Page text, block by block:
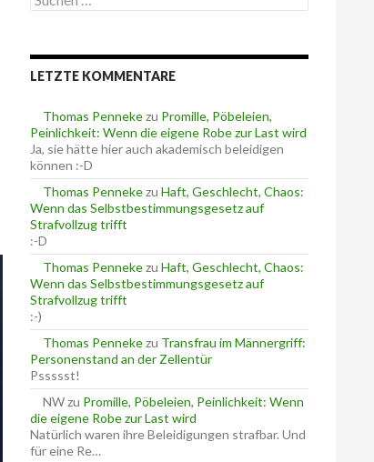
o
n
u
e
n
c
h
:
LETZTE KOMMENTARE
Thomas Pennekezu Promille, Pöbeleien,
Peinlichkeit: Wenn die eigene Robe zur Last wird
Ja, sie hätte hier auch akademisch beleidigen
können :-D
Thomas Pennekezu Haft, Geschlecht, Chaos:
Wenn das Selbstbestimmungsgesetz auf
Strafvollzug trifft
:-D
Thomas Pennekezu Haft, Geschlecht, Chaos:
Wenn das Selbstbestimmungsgesetz auf
Strafvollzug trifft
:-)
Thomas Pennekezu Transfrau im Männergriff:
Personenstand an der Zellentür
Pssssst!
NWzu Promille, Pöbeleien, Peinlichkeit: Wenn
die eigene Robe zur Last wird
Natürlich waren ihre Beleidigungen strafbar. Und
für eine Re…